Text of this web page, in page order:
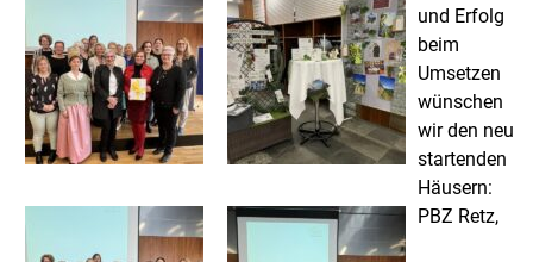
und Erfolg
beim
Umsetzen
wünschen
wir den neu
startenden
Häusern:
PBZ Retz,